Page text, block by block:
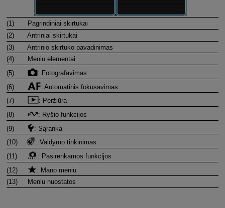
(1)
Pagrindiniai skirtukai
(2)
Antriniai skirtukai
(3)
Antrinio skirtuko pavadinimas
(4)
Meniu elementai
(5)
: Fotografavimas
(6)
: Automatinis fokusavimas
(7)
: Peržiūra
(8)
: Ryšio funkcijos
(9)
: Sąranka
(10)
: Valdymo tinkinimas
(11)
: Pasirenkamos funkcijos
(12)
: Mano meniu
(13)
Meniu nuostatos